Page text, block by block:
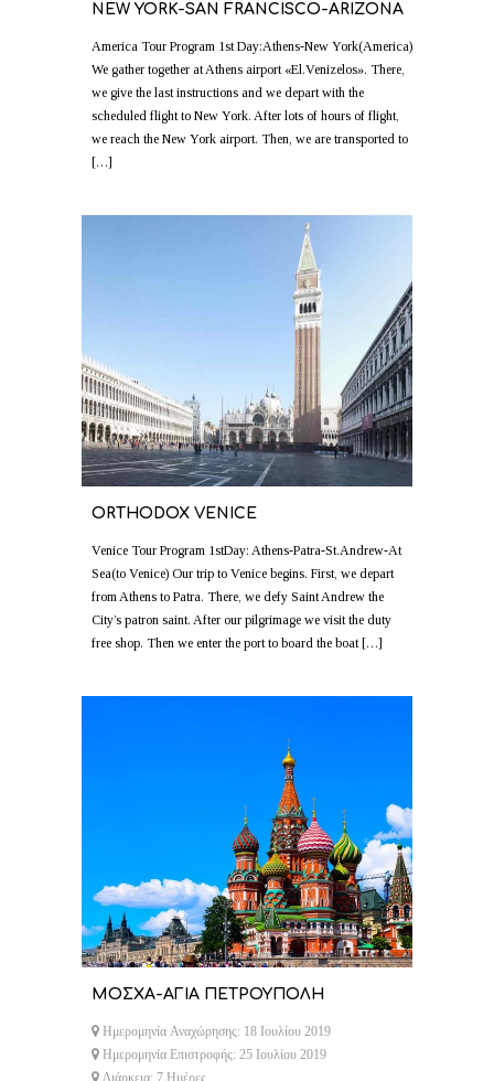
NEW YORK-SAN FRANCISCO-ARIZONA
America Tour Program 1st Day:Athens-New York(America)
We gather together at Athens airport «El.Venizelos». There,
we give the last instructions and we depart with the
scheduled flight to New York. After lots of hours of flight,
we reach the New York airport. Then, we are transported to
[…]
ORTHODOX VENICE
Venice Tour Program 1stDay: Athens-Patra-St.Andrew-At
Sea(to Venice) Our trip to Venice begins. First, we depart
from Athens to Patra. There, we defy Saint Andrew the
City’s patron saint. After our pilgrimage we visit the duty
free shop. Then we enter the port to board the boat […]
ΜΟΣΧΑ-ΑΓΙΑ ΠΕΤΡΟΥΠΟΛΗ
Ημερομηνία Αναχώρησης: 18 Ιουλίου 2019
Ημερομηνία Επιστροφής: 25 Ιουλίου 2019
Διάρκεια: 7 Ημέρες